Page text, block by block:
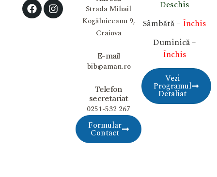
Deschis
Sâmbătă – Închis
Duminică –
Închis
Vezi
Programul
Detaliat
Strada Mihail
Kogălniceanu 9,
Craiova
E-mail
bib@aman.ro
Telefon
secretariat
0251-532 267
Formular
Contact